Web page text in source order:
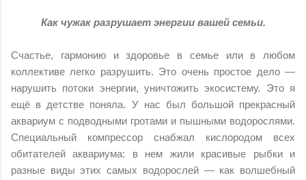
Как чужак разрушает энергии вашей семьи.
Счастье, гармонию и здоровье в семье или в любом
коллективе легко разрушить. Это очень простое дело —
нарушить потоки энергии, уничтожить экосистему. Это я
ещё в детстве поняла. У нас был большой прекрасный
аквариум с подводными гротами и пышными водорослями.
Специальный компрессор снабжал кислородом всех
обитателей аквариума: в нем жили красивые рыбки и
разные виды этих самых водорослей — как волшебный